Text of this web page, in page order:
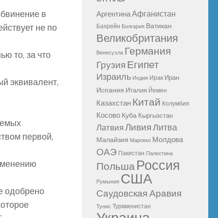
в
не по
то, за что
эквивалент,
первой,
одобрено
АргентинаАфганистан
Бахрейн Болгария Ватикан
Великобритания
Венесуэла Германия
Грузия Египет
Израиль Индия Ирак Иран
Испания Италия Йемен
Казахстан Китай Колумбия
Косово Куба Кыргызстан
Латвия ЛивияЛитва
Малайзия Марокко Молдова
ОАЭ Пакистан Палестина
Польша Россия
Румыния США
Саудовская Аравия
Тунис Туркменистан